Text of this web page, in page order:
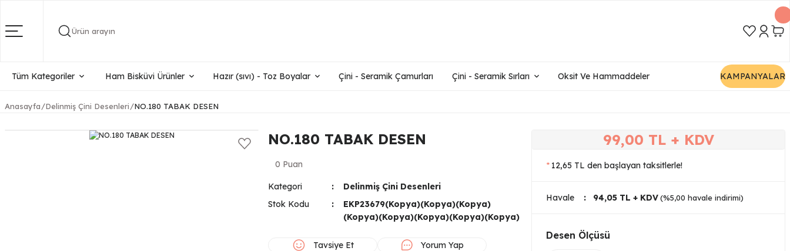
Ürün arayın
Tüm Kategoriler Ham Bisküvi Ürünler Hazır (sıvı) - Toz Boyalar Çini - Seramik Çamurları Çini - Seramik Sırları Oksit Ve Hammaddeler KAMPANYALAR
Anasayfa Delinmiş Çini Desenleri NO.180 TABAK DESEN
NO.180 TABAK DESEN
0 Puan
Kategori
Delinmiş Çini Desenleri
Stok Kodu
EKP23679(Kopya)(Kopya)(Kopya)
(Kopya)(Kopya)(Kopya)(Kopya)(Kopya)
Tavsiye Et
Yorum Yap
99,00 TL + KDV
* 12,65 TL den başlayan taksitlerle!
Havale 94,05 TL + KDV (%5,00 havale indirimi)
Desen Ölçüsü